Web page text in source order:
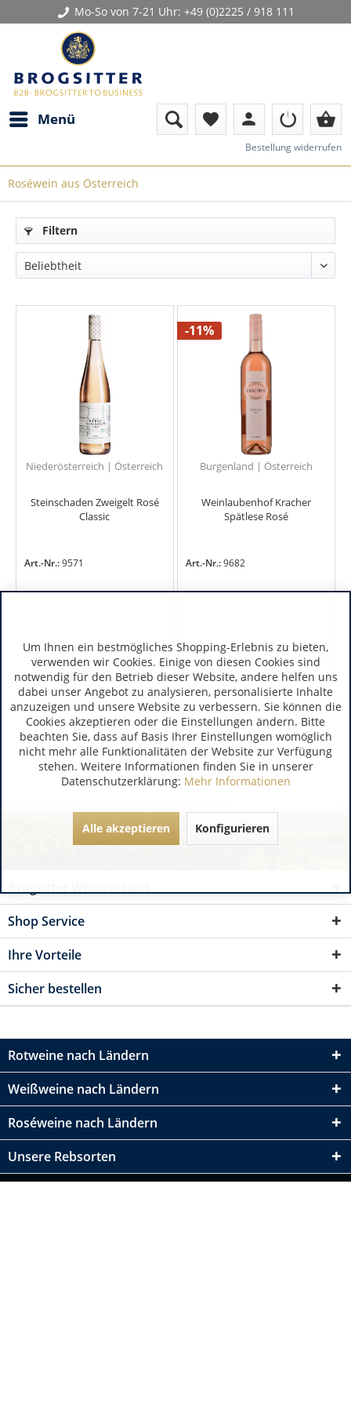
Mo-So von 7-21 Uhr: +49 (0)2225 / 918 111
Menü favorite person shopping_basket
Bestellung widerrufen
Roséwein aus Österreich
Filtern
Niederösterreich | Österreich
Steinschaden Zweigelt Rosé
Classic
Art.-Nr.:9571
-11%
Burgenland | Österreich
Weinlaubenhof Kracher
Spätlese Rosé
Art.-Nr.:9682
Shop Service
Ihre Vorteile
Sicher bestellen
Rotweine nach Ländern
Weißweine nach Ländern
Roséweine nach Ländern
Unsere Rebsorten
Um Ihnen ein bestmögliches Shopping-Erlebnis zu bieten,
verwenden wir Cookies. Einige von diesen Cookies sind
notwendig für den Betrieb dieser Website, andere helfen uns
dabei unser Angebot zu analysieren, personalisierte Inhalte
anzuzeigen und unsere Website zu verbessern. Sie können die
Cookies akzeptieren oder die Einstellungen ändern. Bitte
beachten Sie, dass auf Basis Ihrer Einstellungen womöglich
nicht mehr alle Funktionalitäten der Website zur Verfügung
stehen. Weitere Informationen finden Sie in unserer
Datenschutzerklärung: Mehr Informationen
Alle akzeptieren Konfigurieren